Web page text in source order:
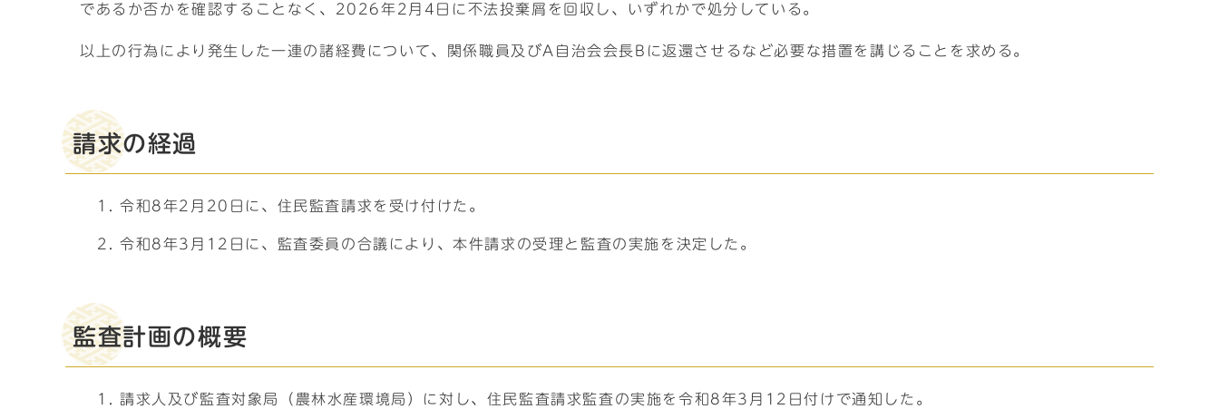
であるか否かを確認することなく、2026年2月4日に不法投棄屑を回収し、いずれかで処分している。
以上の行為により発生した一連の諸経費について、関係職員及びA自治会会長Bに返還させるなど必要な措置を講じることを求める。
請求の経過
令和8年2月20日に、住民監査請求を受け付けた。
令和8年3月12日に、監査委員の合議により、本件請求の受理と監査の実施を決定した。
監査計画の概要
請求人及び監査対象局（農林水産環境局）に対し、住民監査請求監査の実施を令和8年3月12日付けで通知した。